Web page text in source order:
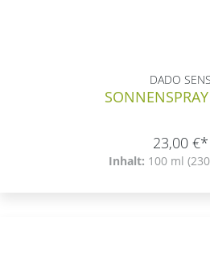
DADO SENS
23,00 €*
Inhalt: 100 ml